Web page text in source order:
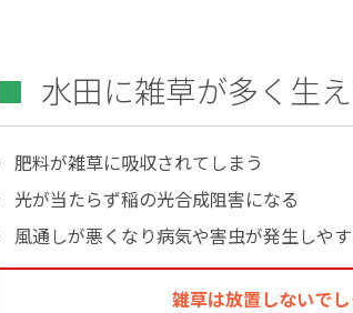
水田に雑草が多く生
肥料が雑草に吸収されてしまう
光が当たらず稲の光合成阻害になる
風通しが悪くなり病気や害虫が発生しや
雑草は放置しないで